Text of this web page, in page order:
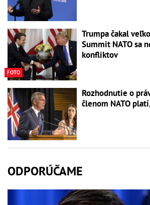
FOTO
Trumpa čakal
Summit NATO sa
konfliktov
Rozhodnutie o
členom NATO
ODPORÚČAME